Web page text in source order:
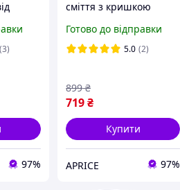
для
(3)
97%
сміття з кришкою
Готово до відправки
5.0 (2)
719₴
899 ₴
Купити
APRICE 97%